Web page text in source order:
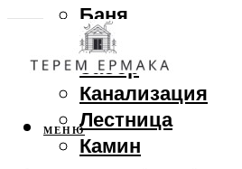
Баня
Веранда
Забор
Канализация
Лестница
Камин
МЕНЮ